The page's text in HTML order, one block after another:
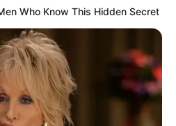
Who Know This Hidden Secret